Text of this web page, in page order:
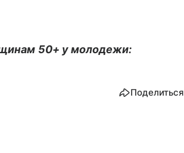
50+ у молодежи:
Поделиться